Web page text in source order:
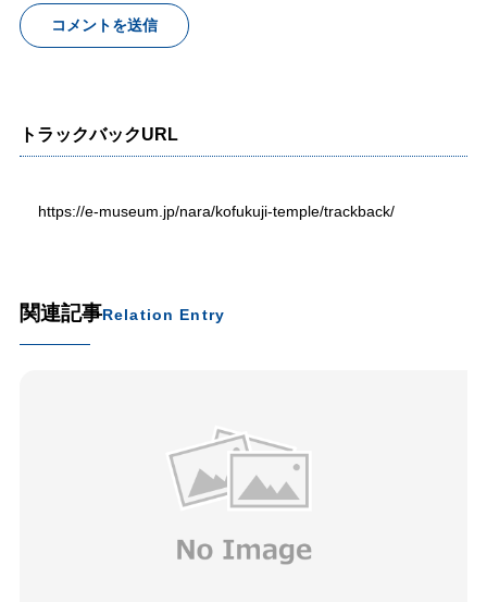
トラックバックURL
https://e-museum.jp/nara/kofukuji-temple/trackback/
関連記事Relation Entry